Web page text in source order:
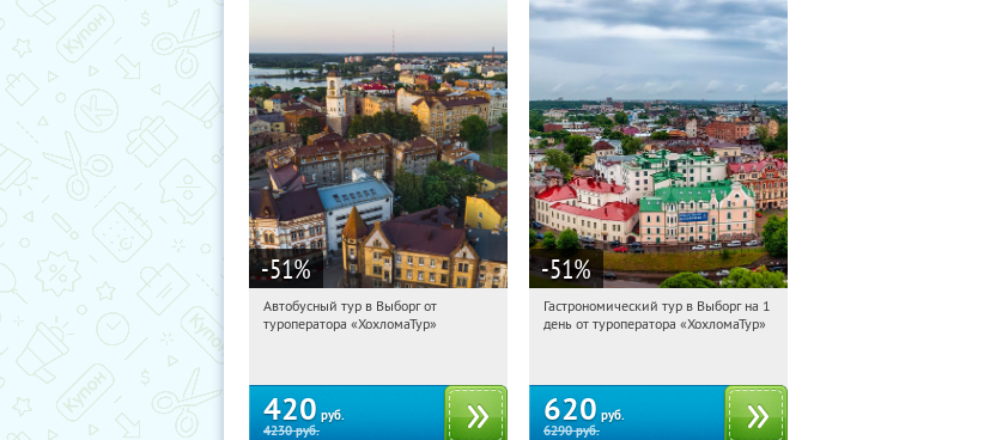
-51%
13:40:23 Купили:
Автобусный тур в Выборг от
туроператора «ХохломаТур»
420 руб.
4230руб.
-51%
13:40:23 Купили:5
Гастрономический тур в Выборг на 1
день от туроператора «ХохломаТур»
620 руб.
6290руб.